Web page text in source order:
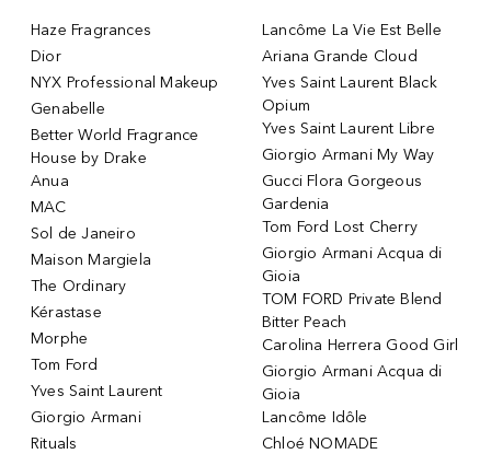
Haze Fragrances
Dior
NYX Professional Makeup
Genabelle
Better World Fragrance
House by Drake
Anua
MAC
Sol de Janeiro
Maison Margiela
The Ordinary
Kérastase
Morphe
Tom Ford
Yves Saint Laurent
Giorgio Armani
Rituals
Lancôme La Vie Est Belle
Ariana Grande Cloud
Yves Saint Laurent Black
Opium
Yves Saint Laurent Libre
Giorgio Armani My Way
Gucci Flora Gorgeous
Gardenia
Tom Ford Lost Cherry
Giorgio Armani Acqua di
Gioia
TOM FORD Private Blend
Bitter Peach
Carolina Herrera Good Girl
Giorgio Armani Acqua di
Gioia
Lancôme Idôle
Chloé NOMADE